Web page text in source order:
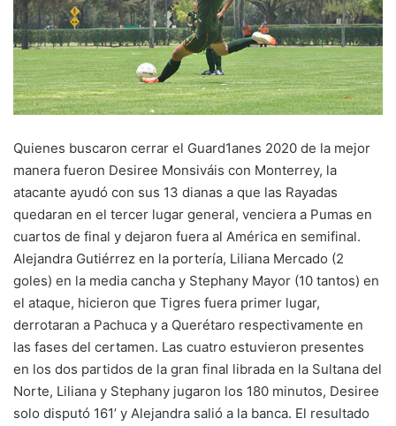
Quienes buscaron cerrar el Guard1anes 2020 de la mejor
manera fueron Desiree Monsiváis con Monterrey, la
atacante ayudó con sus 13 dianas a que las Rayadas
quedaran en el tercer lugar general, venciera a Pumas en
cuartos de final y dejaron fuera al América en semifinal.
Alejandra Gutiérrez en la portería, Liliana Mercado (2
goles) en la media cancha y Stephany Mayor (10 tantos) en
el ataque, hicieron que Tigres fuera primer lugar,
derrotaran a Pachuca y a Querétaro respectivamente en
las fases del certamen. Las cuatro estuvieron presentes
en los dos partidos de la gran final librada en la Sultana del
Norte, Liliana y Stephany jugaron los 180 minutos, Desiree
solo disputó 161’ y Alejandra salió a la banca. El resultado